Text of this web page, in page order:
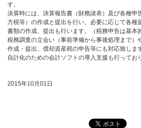
す。
決算時には、決算報告書（財務諸表）及び各種申
方税等）の作成と提出を行い、必要に応じて各種
書類の作成、提出も行います。（税務申告は基本
税務調査の立会い（事前準備から事後処理まで）
作成・提出、償却資産税の申告等にも対応致しま
自計化のための会計ソフトの導入支援も行ってお
2015年10月01日